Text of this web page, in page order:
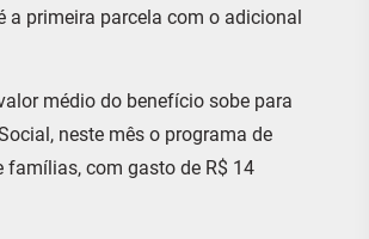
a primeira parcela com o adicional
médio do benefício sobe para
neste mês o programa de
famílias, com gasto de R$ 14